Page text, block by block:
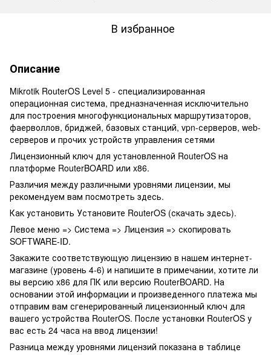
В избранное
Описание
Mikrotik RouterOS Level 5 - специализированная
операционная система, предназначенная исключительно
для построения многофункциональных маршрутизаторов,
фаерволлов, бриджей, базовых станций, vpn-серверов, web-
серверов и прочих устройств управления сетями
Лицензионный ключ для установленной RouterOS на
платформе RouterBOARD или x86.
Различия между различными уровнями лицензии, мы
рекомендуем вам посмотреть здесь.
Как установить Установите RouterOS (скачать здесь).
Левое меню => Система => Лицензия => скопировать
SOFTWARE-ID.
Закажите соответствующую лицензию в нашем интернет-
магазине (уровень 4-6) и напишите в примечании, хотите ли
вы версию x86 для ПК или версию RouterBOARD. На
основании этой информации и произведенного платежа мы
отправим вам сгенерированный лицензионный ключ для
вашего устройства RouterOS. После установки RouterOS у
вас есть 24 часа на ввод лицензии!
Разница между уровнями лицензий показана в таблице